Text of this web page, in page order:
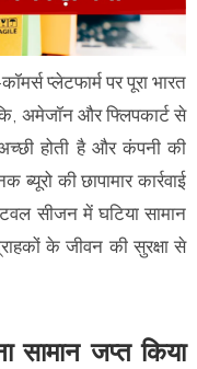
प्लेटफार्म पर पूरा भारत
अमेजॉन और फ्लिपकार्ट से
होती है और कंपनी की
की छापामार कार्रवाई
सीजन में घटिया सामान
के जीवन की सुरक्षा से
जप्त किया